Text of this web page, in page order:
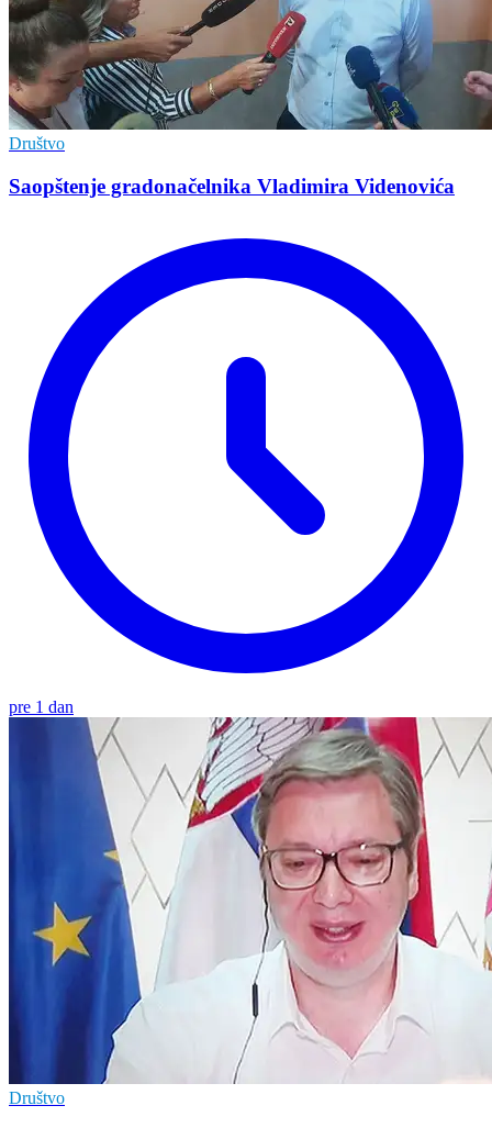
Društvo
Saopštenje gradonačelnika Vladimira Videnovića
pre 1 dan
Društvo